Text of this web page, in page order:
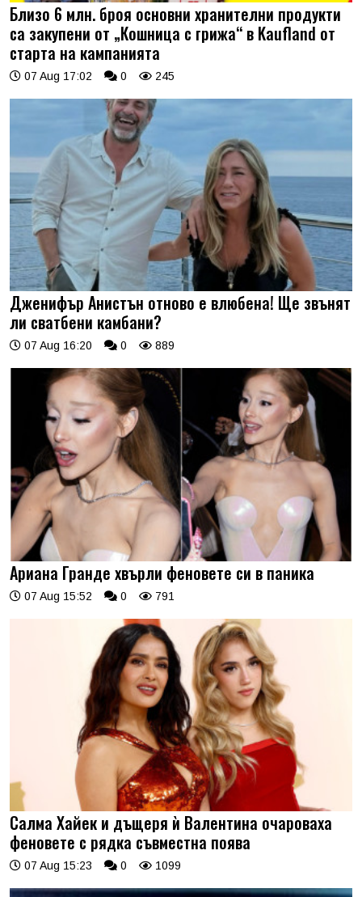
Близо 6 млн. броя основни хранителни продукти
са закупени от „Кошница с грижа“ в Kaufland от
старта на кампанията
07 Aug 17:02 0 245
Дженифър Анистън отново е влюбена! Ще звънят
ли сватбени камбани?
07 Aug 16:20 0 889
Ариана Гранде хвърли феновете си в паника
07 Aug 15:52 0 791
Салма Хайек и дъщеря ѝ Валентина очароваха
феновете с рядка съвместна поява
07 Aug 15:23 0 1099